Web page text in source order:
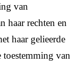
van
haar rechten en
haar gelieerde
van